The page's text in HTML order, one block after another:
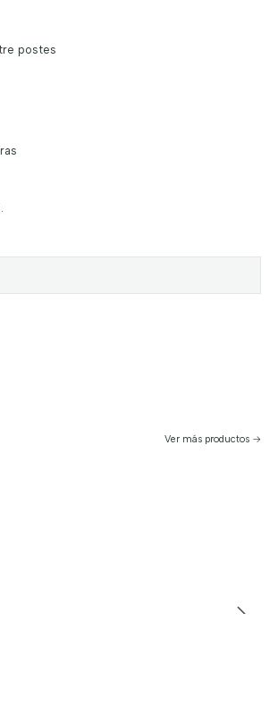
postes
Ver más productos